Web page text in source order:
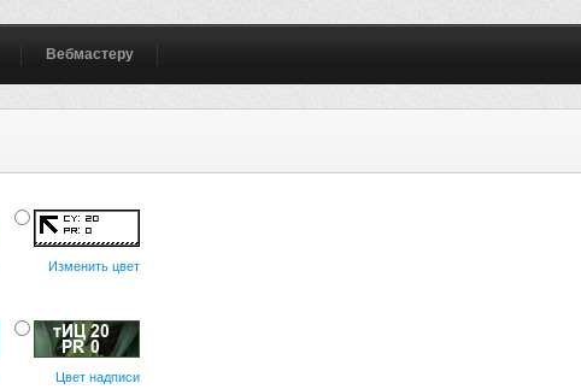
Вебмастеру
Изменить цвет
Цвет надписи